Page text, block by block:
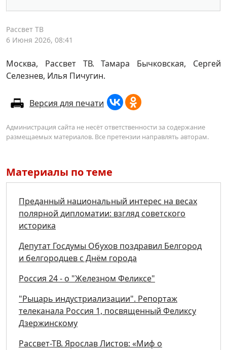
Рассвет ТВ
6 Июня 2026, 08:41
Москва, Рассвет ТВ. Тамара Бычковская, Сергей
Селезнев, Илья Пичугин.
Версия для печати
Администрация сайта не несёт ответственности за содержание
размещаемых материалов. Все претензии направлять авторам.
Материалы по теме
Преданный национальный интерес на весах
полярной дипломатии: взгляд советского
историка
Депутат Госдумы Обухов поздравил Белгород
и белгородцев с Днём города
Россия 24 - о "Железном Феликсе"
"Рыцарь индустриализации". Репортаж
телеканала Россия 1, посвященный Феликсу
Дзержинскому
Рассвет-ТВ. Ярослав Листов: «Миф о